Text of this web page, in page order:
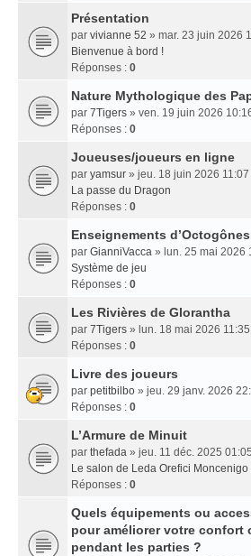
Présentation
par vivianne 52 » mar. 23 juin 2026
Bienvenue à bord !
Réponses : 0
Nature Mythologique des
par 7Tigers » ven. 19 juin 2026
Réponses : 0
Joueuses/joueurs en ligne
par yamsur » jeu. 18 juin 2026
La passe du Dragon
Réponses : 0
Enseignements dʼOctogônes
par GianniVacca » lun. 25 mai 2026
Système de jeu
Réponses : 0
Les Rivières de Glorantha
par 7Tigers » lun. 18 mai 2026
Réponses : 0
Livre des joueurs
par petitbilbo » jeu. 29 janv. 2026
Réponses : 0
L’Armure de Minuit
par thefada » jeu. 11 déc. 2025
Le salon de Leda Orefici Moncenigo
Réponses : 0
Quels équipements ou
pour améliorer votre confort
pendant les parties ?